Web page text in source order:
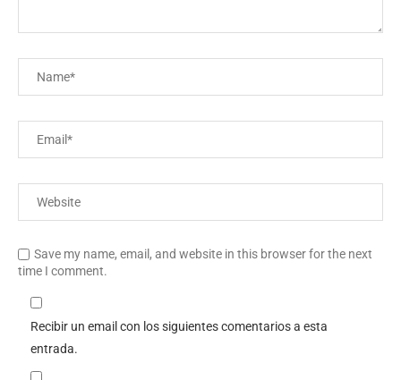
Save my name, email, and website in this browser for the next
time I comment.
Recibir un email con los siguientes comentarios a esta
entrada.